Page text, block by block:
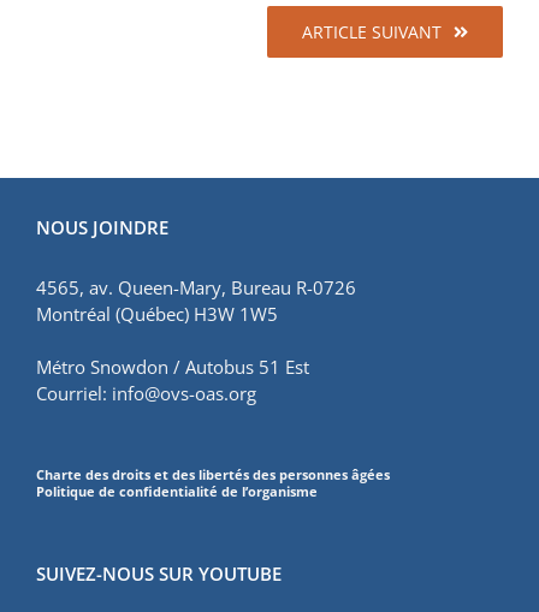
ARTICLE SUIVANT
NOUS JOINDRE
4565, av. Queen-Mary, Bureau R-0726
Montréal (Québec) H3W 1W5
Métro Snowdon / Autobus 51 Est
Courriel: info@ovs-oas.org
Charte des droits et des libertés des personnes âgées
Politique de confidentialité de l’organisme
SUIVEZ-NOUS SUR YOUTUBE